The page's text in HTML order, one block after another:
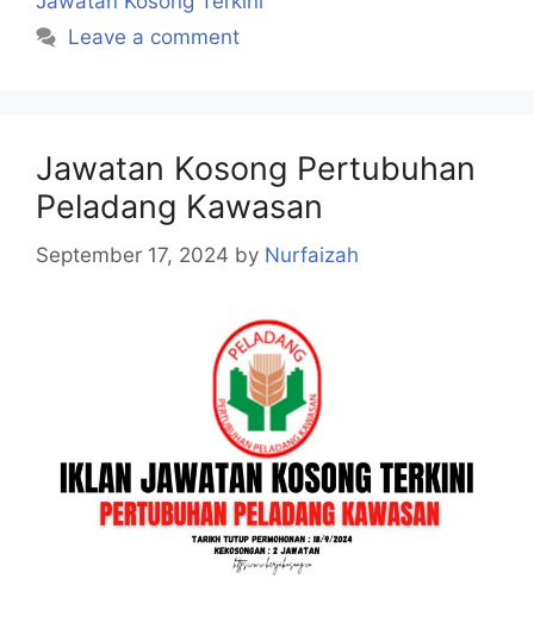
Leave a comment
Jawatan Kosong Pertubuhan
Peladang Kawasan
September 17, 2024 by Nurfaizah